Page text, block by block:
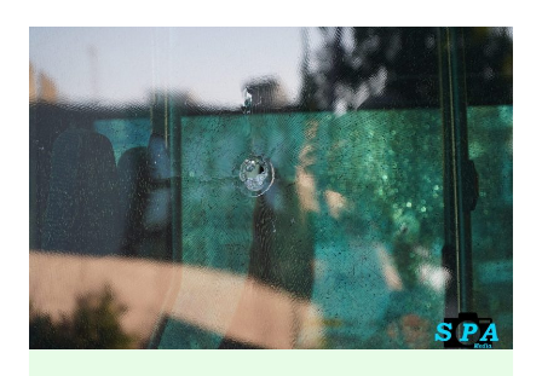
TWEE
IN
ROTTERDAM